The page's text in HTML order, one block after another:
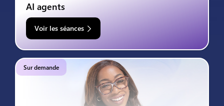
AI agents
Voir les séances
Sur demande